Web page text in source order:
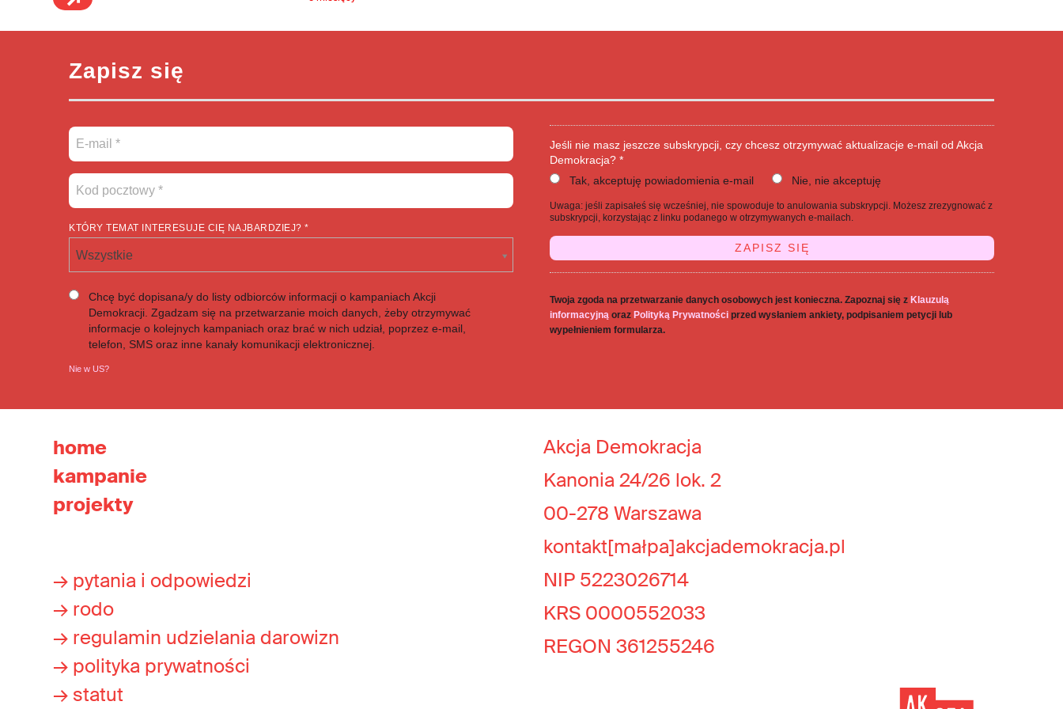
Zapisz się
KTÓRY TEMAT INTERESUJE CIĘ NAJBARDZIEJ? *
Wszystkie
Chcę być dopisana/y do listy odbiorców informacji o kampaniach Akcji
Demokracji. Zgadzam się na przetwarzanie moich danych, żeby otrzymywać
informacje o kolejnych kampaniach oraz brać w nich udział, poprzez e-mail,
telefon, SMS oraz inne kanały komunikacji elektronicznej.
Nie wUS?
Jeśli nie masz jeszcze subskrypcji, czy chcesz otrzymywać aktualizacje e-mail od Akcja
Demokracja? *
Tak, akceptuję powiadomienia e-mail
Nie, nie akceptuję
Uwaga: jeśli zapisałeś się wcześniej, nie spowoduje to anulowania subskrypcji. Możesz zrezygnować z
subskrypcji, korzystając z linku podanego w otrzymywanych e-mailach.
Twoja zgoda na przetwarzanie danych osobowych jest konieczna. Zapoznaj się zKlauzulą
informacyjną orazPolityką Prywatności przed wysłaniem ankiety, podpisaniem petycji lub
wypełnieniem formularza.
home
kampanie
projekty
→ pytania i odpowiedzi
→ rodo
→ regulamin udzielania darowizn
→ polityka prywatności
→ statut
Akcja Demokracja
Kanonia 24/26 lok. 2
00-278 Warszawa
kontakt[małpa]akcjademokracja.pl
NIP 5223026714
KRS 0000552033
REGON 361255246